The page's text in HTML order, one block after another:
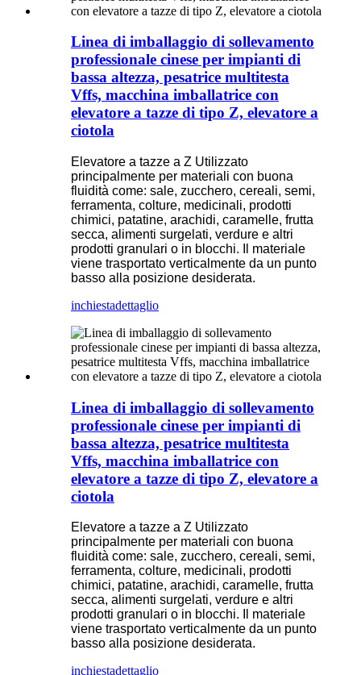
Linea di imballaggio di sollevamento
professionale cinese per impianti di
bassa altezza, pesatrice multitesta
Vffs, macchina imballatrice con
elevatore a tazze di tipo Z, elevatore a
ciotola
Elevatore a tazze a Z Utilizzato
principalmente per materiali con buona
fluidità come: sale, zucchero, cereali, semi,
ferramenta, colture, medicinali, prodotti
chimici, patatine, arachidi, caramelle, frutta
secca, alimenti surgelati, verdure e altri
prodotti granulari o in blocchi. Il materiale
viene trasportato verticalmente da un punto
basso alla posizione desiderata.
inchiestadettaglio
Linea di imballaggio di sollevamento
professionale cinese per impianti di
bassa altezza, pesatrice multitesta
Vffs, macchina imballatrice con
elevatore a tazze di tipo Z, elevatore a
ciotola
Elevatore a tazze a Z Utilizzato
principalmente per materiali con buona
fluidità come: sale, zucchero, cereali, semi,
ferramenta, colture, medicinali, prodotti
chimici, patatine, arachidi, caramelle, frutta
secca, alimenti surgelati, verdure e altri
prodotti granulari o in blocchi. Il materiale
viene trasportato verticalmente da un punto
basso alla posizione desiderata.
inchiestadettaglio